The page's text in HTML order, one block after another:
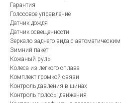
Гарантия
Голосовое управление
Датчик дождя
Датчик освещенности
Зеркало заднего вида с
Зимний пакет
Кожаный руль
Колеса из легкого сплава
Комплект громкой связи
Контроль давления в шинах
Контроль полосы движения